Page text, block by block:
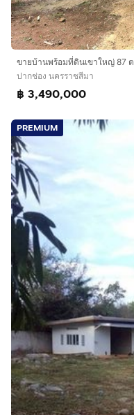
ปากช่อง นครราชสีมา
฿ 3,490,000
PREMIUM